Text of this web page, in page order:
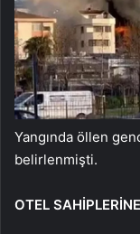
Yangında öllen
belirlenmişti.
OTEL